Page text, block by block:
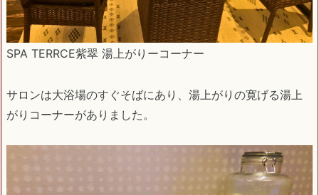
SPA TERRCE紫翠 湯上がりーコーナー
サロンは大浴場のすぐそばにあり、湯上がりの寛げる湯上
がりコーナーがありました。